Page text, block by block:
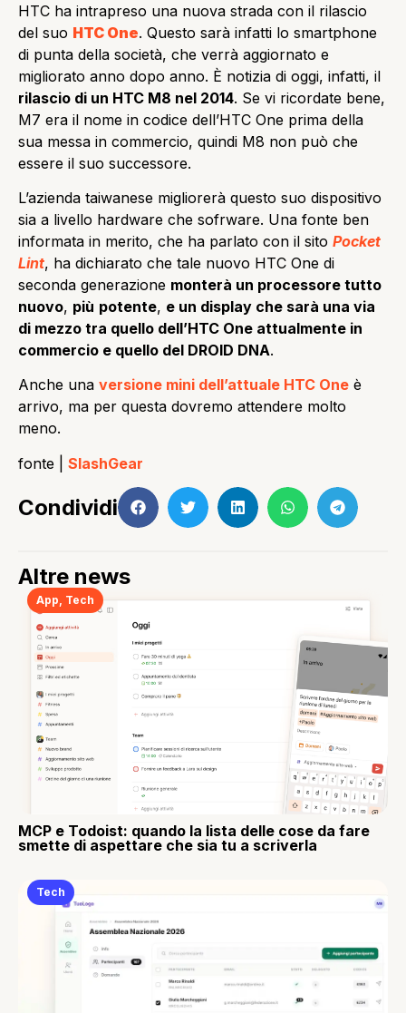
HTC ha intrapreso una nuova strada con il rilascio
del suo HTC One. Questo sarà infatti lo smartphone
di punta della società, che verrà aggiornato e
migliorato anno dopo anno. È notizia di oggi, infatti, il
rilascio di un HTC M8 nel 2014. Se vi ricordate bene,
M7 era il nome in codice dell’HTC One prima della
sua messa in commercio, quindi M8 non può che
essere il suo successore.
L’azienda taiwanese migliorerà questo suo dispositivo
sia a livello hardware che sofrware. Una fonte ben
informata in merito, che ha parlato con il sito Pocket
Lint, ha dichiarato che tale nuovo HTC One di
seconda generazione monterà un processore tutto
nuovo, più potente, e un display che sarà una via
di mezzo tra quello dell’HTC One attualmente in
commercio e quello del DROID DNA.
Anche una versione mini dell’attuale HTC One è
arrivo, ma per questa dovremo attendere molto
meno.
fonte | SlashGear
Condividi
Altre news
App, Tech
MCP e Todoist: quando la lista delle cose da fare
smette di aspettare che sia tu a scriverla
Tech